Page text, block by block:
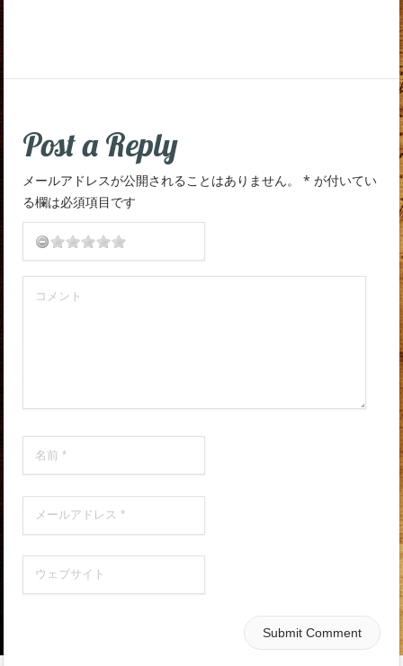
Post a Reply
メールアドレスが公開されることはありません。 * が付いてい
る欄は必須項目です